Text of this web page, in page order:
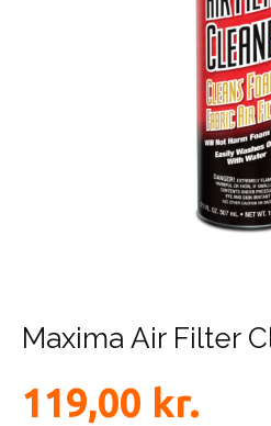
Maxima Air Filter
119,00 kr.